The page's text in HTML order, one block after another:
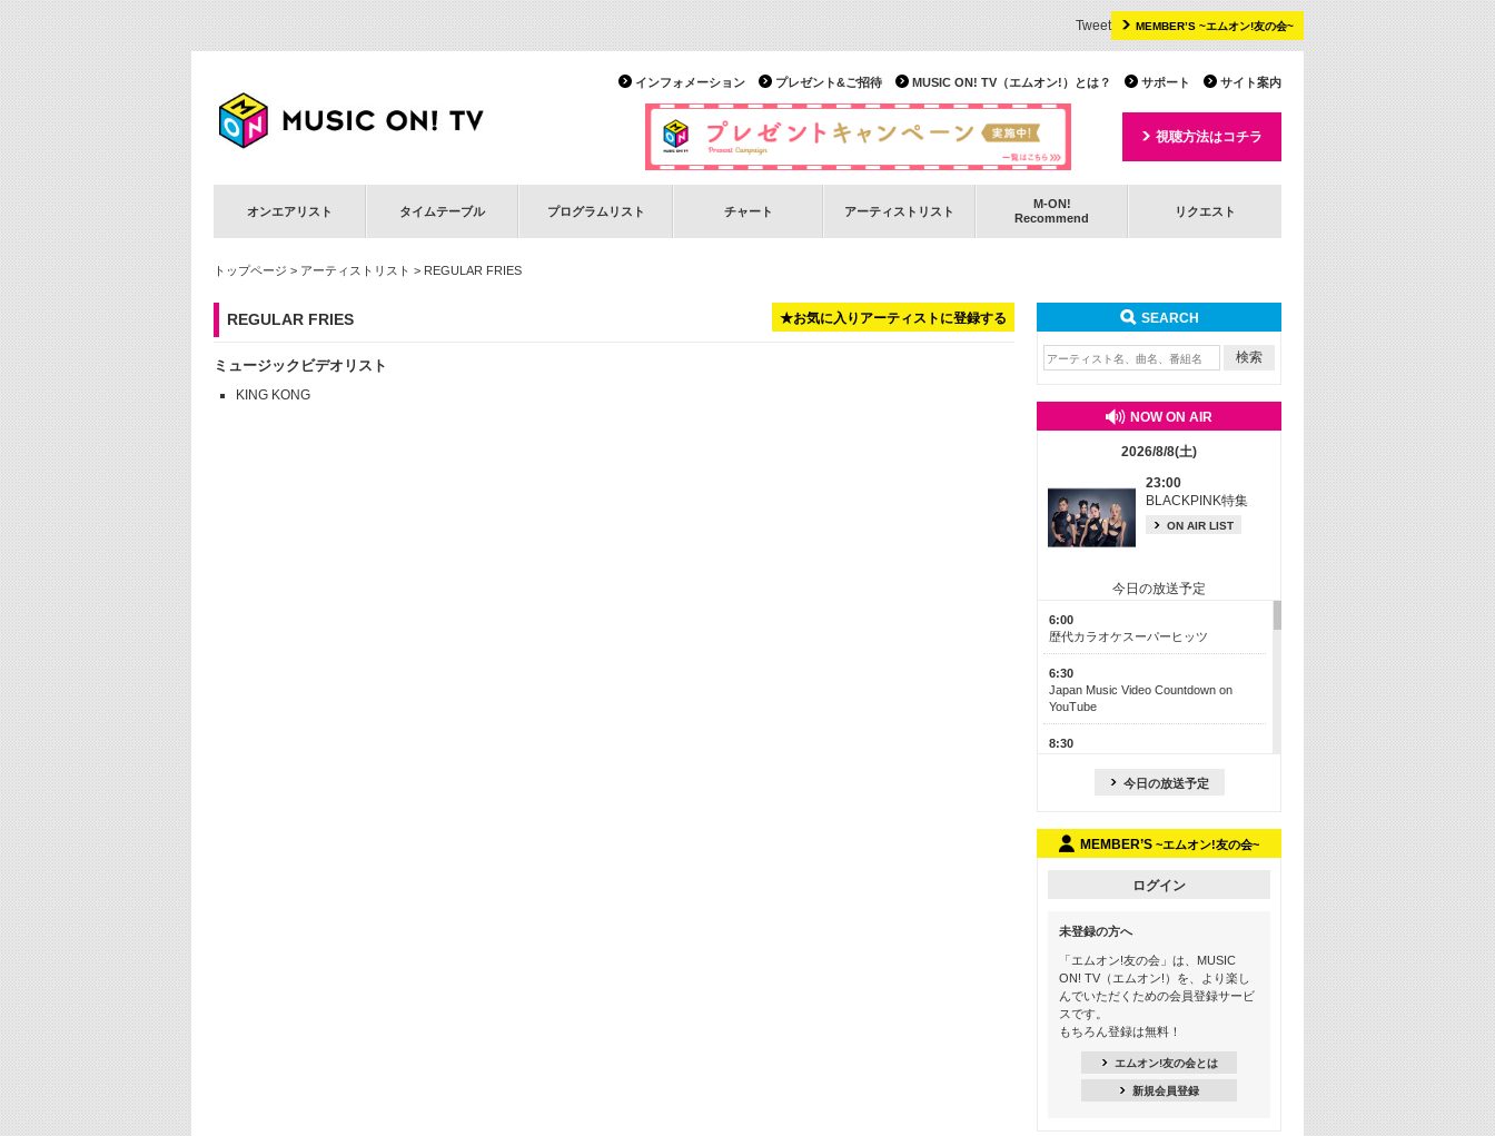
MEMBER’S ~エムオン!友の会~
Tweet
サイト案内
サポート
MUSIC ON! TV（エムオン!）とは？
プレゼント&ご招待
インフォメーション
視聴方法はコチラ
オンエアリスト タイムテーブル プログラムリスト チャート アーティストリスト
M-ON!
Recommend
リクエスト
トップページ > アーティストリスト > REGULAR FRIES
★お気に入りアーティストに登録する
REGULAR FRIES
ミュージックビデオリスト
KING KONG
SEARCH
NOW ON AIR
2026/8/8(土)
23:00
BLACKPINK特集
ON AIR LIST
今日の放送予定
6:00
歴代カラオケスーパーヒッツ
6:30
Japan Music Video Countdown on
YouTube
8:30
M-ON! カラオケカウントダウン 50
Official髭男dism特集
よりぬき! この夏聴きたい! サマーソン
グメドレー【歌詞入り】
21:00
季節を感じよう! シーズンソング特集
-8月編-【歌詞入り】
ージックビデオ特集
今日の放送予定
MEMBER’S ~エムオン!友の会~
ログイン
未登録の方へ
「エムオン!友の会」は、MUSIC
ON! TV（エムオン!）を、より楽し
んでいただくための会員登録サービ
スです。
もちろん登録は無料！
エムオン!友の会とは
新規会員登録